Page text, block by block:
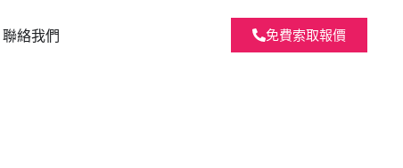
聯絡我們 免費索取報價